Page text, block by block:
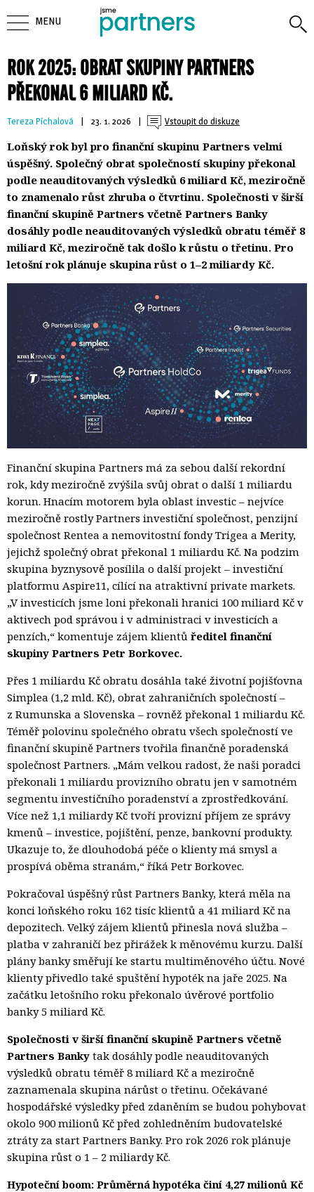
ROK 2025: OBRAT SKUPINY PARTNERS
PŘEKONAL 6 MILIARD KČ.
Tereza Píchalová | 23. 1. 2026 | Vstoupit do diskuze
Loňský rok byl pro finanční skupinu Partners velmi
úspěšný. Společný obrat společností skupiny překonal
podle neauditovaných výsledků 6 miliard Kč, meziročně
to znamenalo růst zhruba o čtvrtinu. Společnosti v širší
finanční skupině Partners včetně Partners Banky
dosáhly podle neauditovaných výsledků obratu téměř 8
miliard Kč, meziročně tak došlo k růstu o třetinu. Pro
letošní rok plánuje skupina růst o 1–2 miliardy Kč.
Finanční skupina Partners má za sebou další rekordní
rok, kdy meziročně zvýšila svůj obrat o další 1 miliardu
korun. Hnacím motorem byla oblast investic – nejvíce
meziročně rostly Partners investiční společnost, penzijní
společnost Rentea a nemovitostní fondy Trigea a Merity,
jejichž společný obrat překonal 1 miliardu Kč. Na podzim
skupina byznysově posílila o další projekt – investiční
platformu Aspire11, cílící na atraktivní private markets.
„V investicích jsme loni překonali hranici 100 miliard Kč v
aktivech pod správou i v administraci v investicích a
penzích,“ komentuje zájem klientů ředitel finanční
skupiny Partners Petr Borkovec.
Přes 1 miliardu Kč obratu dosáhla také životní pojišťovna
Simplea (1,2 mld. Kč), obrat zahraničních společností –
z Rumunska a Slovenska – rovněž překonal 1 miliardu Kč.
Téměř polovinu společného obratu všech společností ve
finanční skupině Partners tvořila finančně poradenská
společnost Partners. „Mám velkou radost, že naši poradci
překonali 1 miliardu provizního obratu jen v samotném
segmentu investičního poradenství a zprostředkování.
Více než 1,1 miliardy Kč tvoří provizní příjem ze správy
kmenů – investice, pojištění, penze, bankovní produkty.
Ukazuje to, že dlouhodobá péče o klienty má smysl a
prospívá oběma stranám,“ říká Petr Borkovec.
Pokračoval úspěšný růst Partners Banky, která měla na
konci loňského roku 162 tisíc klientů a 41 miliard Kč na
depozitech. Velký zájem klientů přinesla nová služba –
platba v zahraničí bez přirážek k měnovému kurzu. Další
plány banky směřují ke startu multiměnového účtu. Nové
klienty přivedlo také spuštění hypoték na jaře 2025. Na
začátku letošního roku překonalo úvěrové portfolio
banky 5 miliard Kč.
Společnosti v širší finanční skupině Partners včetně
Partners Banky tak dosáhly podle neauditovaných
výsledků obratu téměř 8 miliard Kč a meziročně
zaznamenala skupina nárůst o třetinu. Očekávané
hospodářské výsledky před zdaněním se budou pohybovat
okolo 900 milionů Kč před zohledněním budovatelské
ztráty za start Partners Banky. Pro rok 2026 rok plánuje
skupina růst o 1 – 2 miliardy Kč.
Hypoteční boom: Průměrná hypotéka činí 4,27 milionů Kč
MENU